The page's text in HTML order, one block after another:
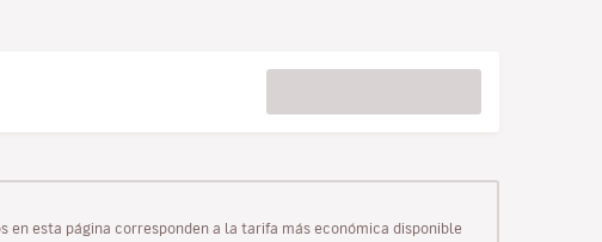
en esta página corresponden a la tarifa más económica disponible